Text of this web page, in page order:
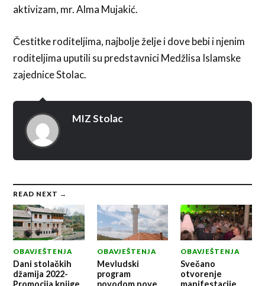
aktivizam, mr. Alma Mujakić.
Čestitke roditeljima, najbolje želje i dove bebi i njenim
roditeljima uputili su predstavnici Medžlisa Islamske
zajednice Stolac.
MIZ Stolac
READ NEXT →
OBAVJEŠTENJA
Dani stolačkih
džamija 2022-
OBAVJEŠTENJA
Mevludski
program
OBAVJEŠTENJA
Svečano
otvorenje